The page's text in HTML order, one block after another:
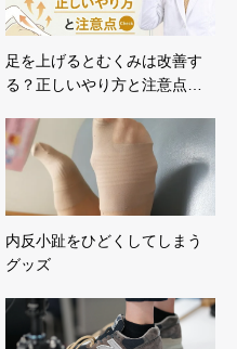
足を上げるとむくみは改善す
る？正しいやり方と注意点…
内反小趾をひどくしてしまう
グッズ